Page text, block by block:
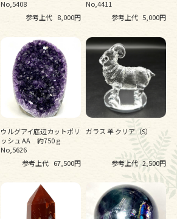
No,5408
参考上代 8,000円
No,4411
参考上代 5,000円
ウルグアイ底辺カットポリ
ッシュ AA 約750ｇ
No,5626
参考上代 67,500円
ガラス 羊 クリア（S）
参考上代 2,500円